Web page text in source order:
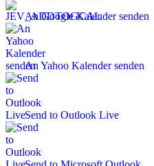
An Google Kalender senden
An Yahoo Kalender senden
Send to Outlook Live